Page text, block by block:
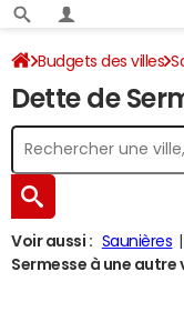
Budgets des villes
Dette au 31/12/2024
Dette de
Voir aussi : Saunières
Sermesse à une autre